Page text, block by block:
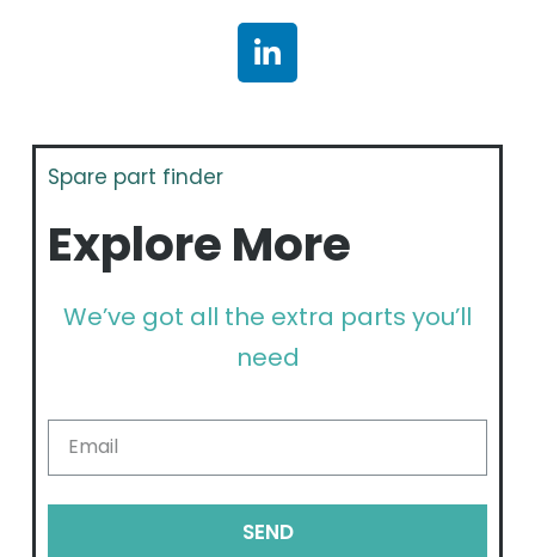
Spare part finder
Explore More
We’ve got all the extra parts you’ll
need
SEND